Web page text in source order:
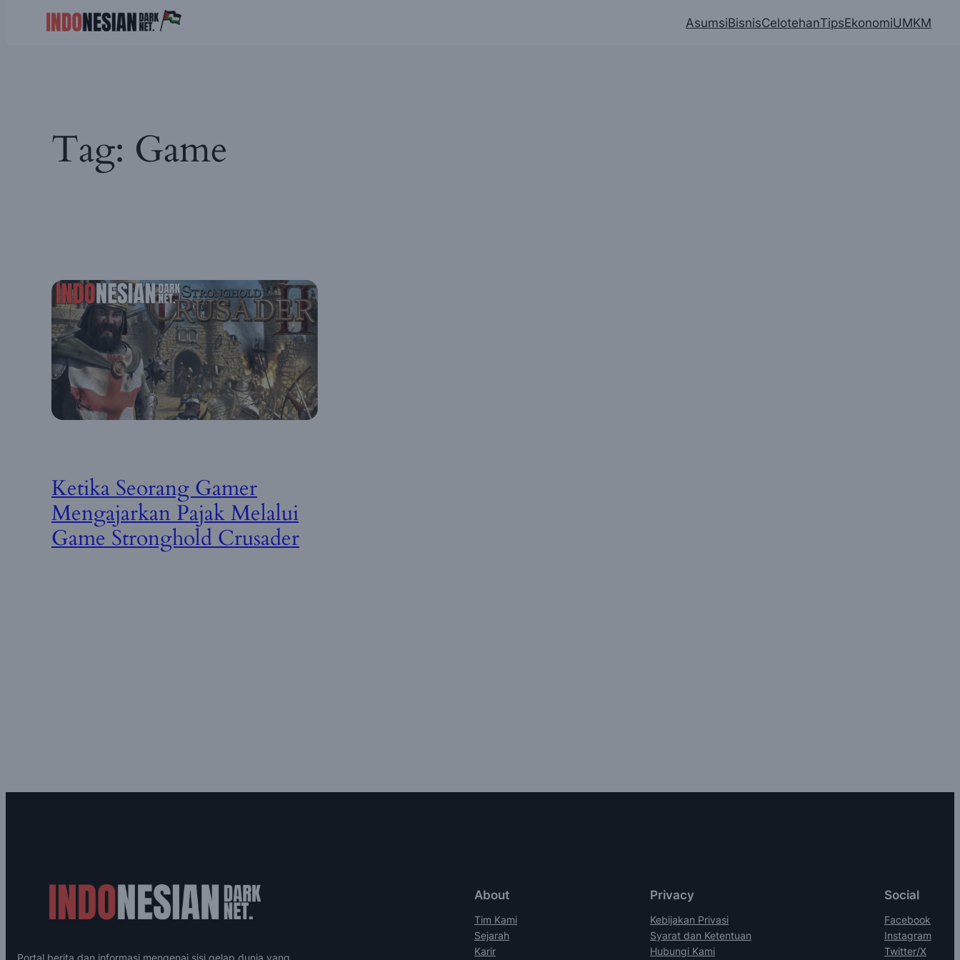
AsumsiBisnisCelotehanTipsEkonomiUMKM
Tag: Game
Ketika Seorang Gamer
Mengajarkan Pajak Melalui
Game Stronghold Crusader
Portal berita dan informasi mengenai sisi gelap dunia yang
About
Tim Kami
Sejarah
Karir
Privacy
Kebijakan Privasi
Syarat dan Ketentuan
Hubungi Kami
Social
Facebook
Instagram
Twitter/X